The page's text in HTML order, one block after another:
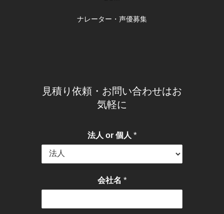
ナレーター・声優募集
見積り依頼・お問い合わせはお
気軽に
法人 or 個人 *
会社名 *